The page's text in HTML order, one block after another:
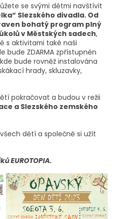
se svými dětmi navštívit
Slezského divadla. Od
bohatý program plný
v Městských sadech,
s aktivitami také naši
bude ZDARMA zpřístupněn
bude rovněž instalována
hrady, skluzavky,
pokračovat a budou v režii
a Slezského zemského
dětí a společně si užít
EUROTOPIA.